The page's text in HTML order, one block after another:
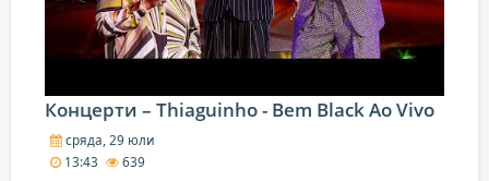
Концерти – Thiaguinho - Bem Black Ao Vivo
сряда, 29 юли
13:43
639